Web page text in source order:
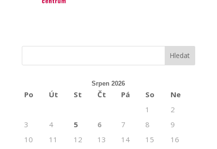
Srpen 2026
Po Út St Čt Pá So
Ne
1
2
3
4 5 6 7 8
9
10
11 12 13 14 15
16